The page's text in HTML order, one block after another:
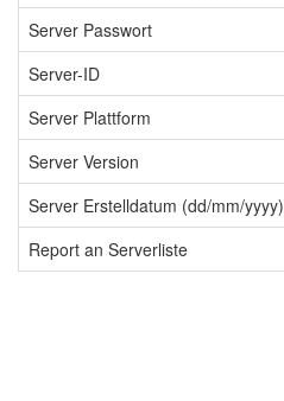
Server Passwort
Server-ID
Server Plattform
Server Version
Server Erstelldatum (dd/mm/yyyy)
Report an Serverliste